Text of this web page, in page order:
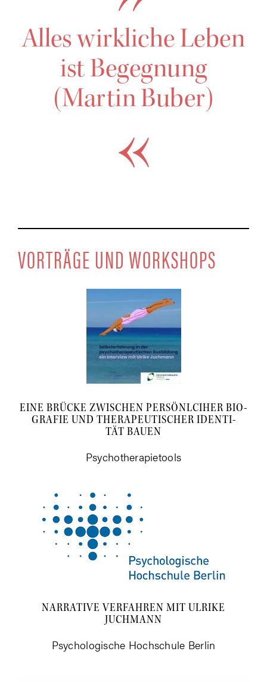
Alles wirk­li­che Leben
ist Begegnung
(Mar­tin Buber)
VOR­TRÄ­GE UND WORKSHOPS
EINE BRÜ­CKE ZWI­SCHEN PER­SÖNLCI­HER BIO­
GRA­FIE UND THE­RA­PEU­TI­SCHER IDEN­TI­
TÄT BAUEN
Psy­cho­the­ra­pie­tools
NAR­RA­TI­VE VER­FAH­REN MIT ULRI­KE
JUCHMANN
Psy­cho­lo­gi­sche Hoch­schu­le Berlin